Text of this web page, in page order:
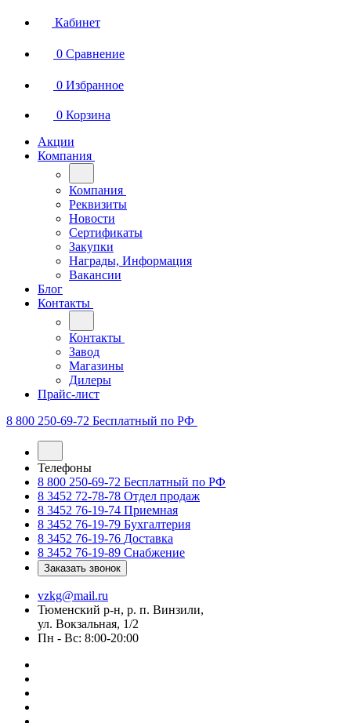
Кабинет
0 Сравнение
0 Избранное
0 Корзина
Акции
Компания
Компания
Реквизиты
Новости
Сертификаты
Закупки
Награды, Информация
Вакансии
Блог
Контакты
Контакты
Завод
Магазины
Дилеры
Прайс-лист
8 800 250-69-72 Бесплатный по РФ
Телефоны
8 800 250-69-72 Бесплатный по РФ
8 3452 72-78-78 Отдел продаж
8 3452 76-19-74 Приемная
8 3452 76-19-79 Бухгалтерия
8 3452 76-19-76 Доставка
8 3452 76-19-89 Снабжение
Заказать звонок
vzkg@mail.ru
Тюменский р-н, р. п. Винзили,
ул. Вокзальная, 1/2
Пн - Вс: 8:00-20:00